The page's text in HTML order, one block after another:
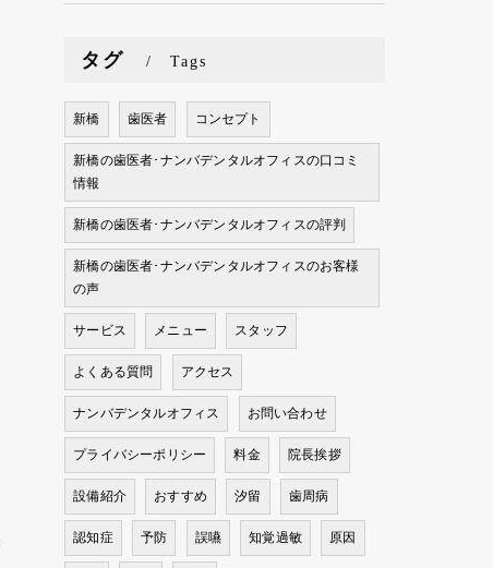
タグ Tags
新橋 歯医者 コンセプト
新橋の歯医者･ナンバデンタルオフィスの口コミ
情報
新橋の歯医者･ナンバデンタルオフィスの評判
新橋の歯医者･ナンバデンタルオフィスのお客様
の声
サービス メニュー スタッフ
よくある質問 アクセス
ナンバデンタルオフィス お問い合わせ
プライバシーポリシー 料金 院長挨拶
設備紹介 おすすめ 汐留 歯周病
認知症 予防 誤嚥 知覚過敏 原因